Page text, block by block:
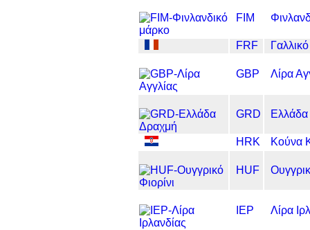
FIM
FRF
GBP Λίρα
GRD
HRK Κούνα
HUF
IEP Λίρα